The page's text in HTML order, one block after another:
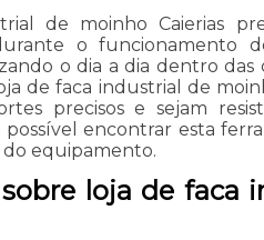
de moinho Caierias
o funcionamento
o dia a dia dentro das
de faca industrial de
precisos e sejam
possível encontrar esta
do equipamento.
loja de faca